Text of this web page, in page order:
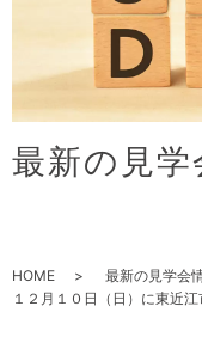
最新の 見学
HOME
最新の見学会
１２月１０日（日）に東近